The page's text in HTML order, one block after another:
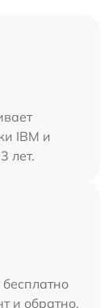
IBM и
лет.
и обратно.